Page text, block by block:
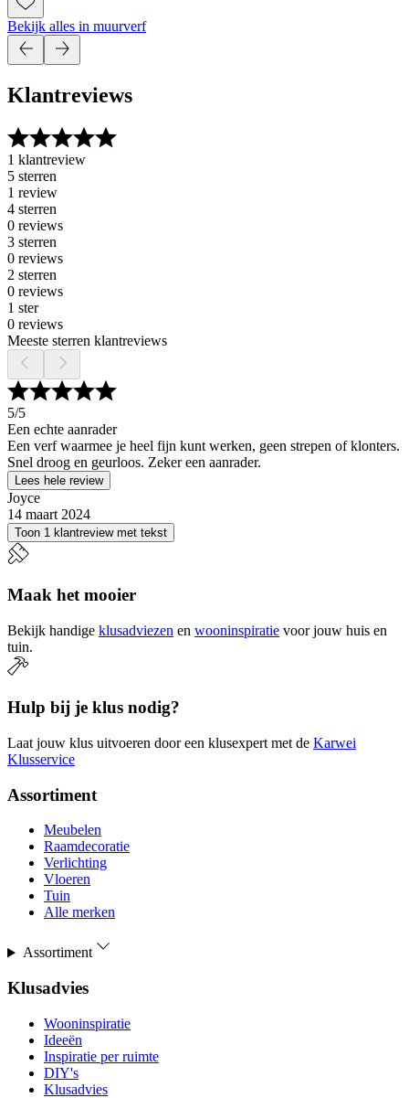
Bekijk alles in muurverf
Klantreviews
1 klantreview
5 sterren
1 review
4 sterren
0 reviews
3 sterren
0 reviews
2 sterren
0 reviews
1 ster
0 reviews
Meeste sterren klantreviews
5/5
Een echte aanrader
Een verf waarmee je heel fijn kunt werken, geen strepen of klonters.
Snel droog en geurloos. Zeker een aanrader.
Lees hele review
Joyce
14 maart 2024
Toon 1 klantreview met tekst
Maak het mooier
Bekijk handige klusadviezen en wooninspiratie voor jouw huis en
tuin.
Hulp bij je klus nodig?
Laat jouw klus uitvoeren door een klusexpert met de Karwei
Klusservice
Assortiment
Meubelen
Raamdecoratie
Verlichting
Vloeren
Tuin
Alle merken
Assortiment
Klusadvies
Wooninspiratie
Ideeën
Inspiratie per ruimte
DIY's
Klusadvies